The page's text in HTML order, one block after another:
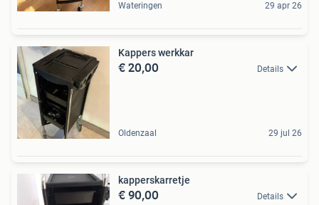
Wateringen 29 apr 26
Kappers werkkar
€ 20,00 Details
Oldenzaal 29 jul 26
kapperskarretje
€ 90,00 Details